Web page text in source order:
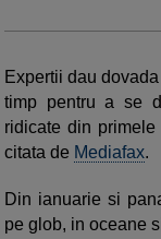
Expertii dau
timp pentru a se
ridicate din
citata de Mediafax.
Din ianuarie si
pe glob, in oceane